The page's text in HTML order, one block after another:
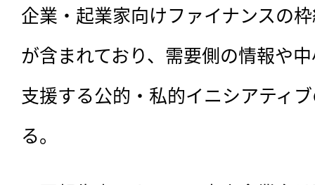
企業・起業家向けファイナンスの
が含まれており、需要側の情報や
支援する公的・私的イニシアティ
る。